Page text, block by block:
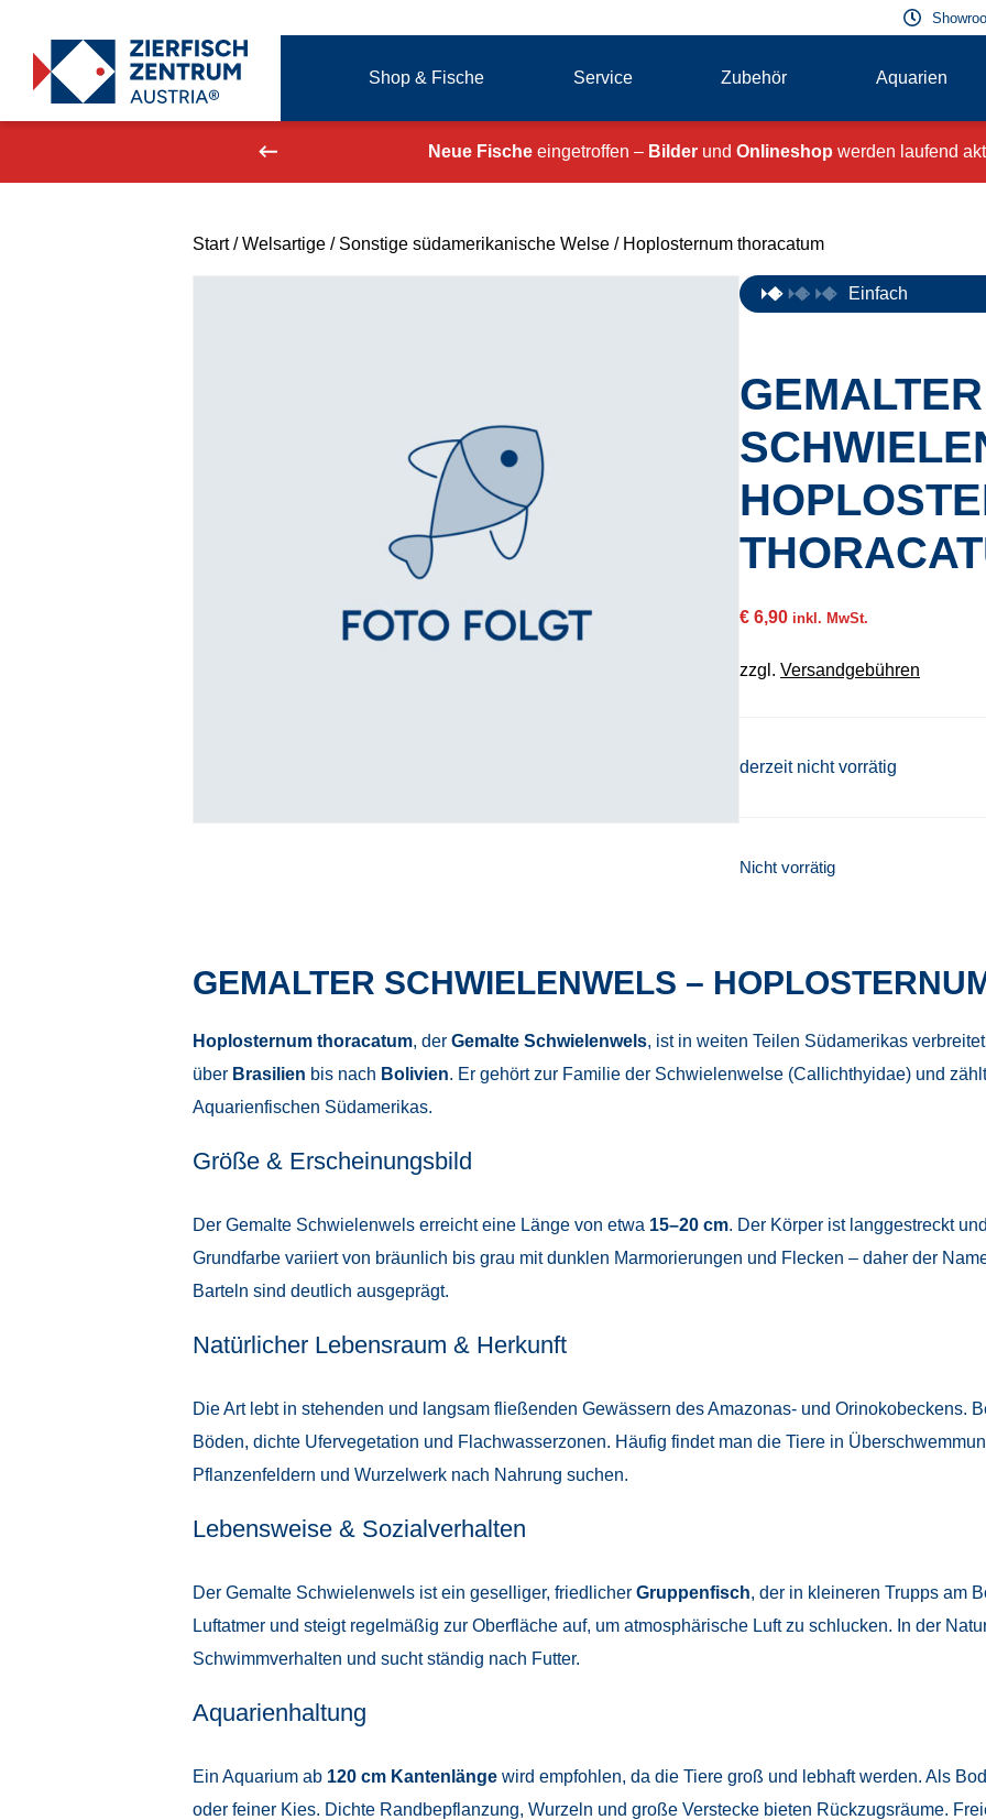
Zierfisch Aquarium Austria Shop & Fische Service Zubehör Aquarien
Neue Fischeeingetroffen – Bilderund Onlineshop werden laufend
Start/Welsartige/ Sonstige südamerikanische Welse/ Hoplosternum thoracatum
Einfach
GEMALTER
€ 6,90 inkl. MwSt.
zzgl. Versandgebühren
derzeit nicht vorrätig
Nicht vorrätig
GEMALTER SCHWIELENWELS –
Hoplosternum thoracatum, der Gemalte Schwielenwels, ist in weiten Teilen Südamerikas
über Brasilien bis nach Bolivien. Er gehört zur Familie der Schwielenwelse (Callichthyidae) und
Aquarienfischen Südamerikas.
Größe & Erscheinungsbild
Der Gemalte Schwielenwels erreicht eine Länge von etwa 15–20 cm. Der Körper ist langgestreckt
Grundfarbe variiert von bräunlich bis grau mit dunklen Marmorierungen und Flecken – daher der
Barteln sind deutlich ausgeprägt.
Natürlicher Lebensraum & Herkunft
Die Art lebt in stehenden und langsam fließenden Gewässern des Amazonas- und Orinokobeckens.
Böden, dichte Ufervegetation und Flachwasserzonen. Häufig findet man die Tiere in
Pflanzenfeldern und Wurzelwerk nach Nahrung suchen.
Lebensweise & Sozialverhalten
Der Gemalte Schwielenwels ist ein geselliger, friedlicher Gruppenfisch, der in kleineren Trupps am
Luftatmer und steigt regelmäßig zur Oberfläche auf, um atmosphärische Luft zu schlucken. In der
Schwimmverhalten und sucht ständig nach Futter.
Aquarienhaltung
Ein Aquarium ab 120 cm Kantenlängewird empfohlen, da die Tiere groß und lebhaft werden. Als
oder feiner Kies. Dichte Randbepflanzung, Wurzeln und große Verstecke bieten Rückzugsräume.